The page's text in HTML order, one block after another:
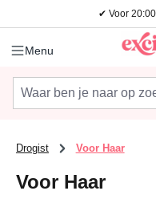
Ga naar de hoofdinhoud
✔ Voor
Menu
Drogist Voor Haar
Voor Haar